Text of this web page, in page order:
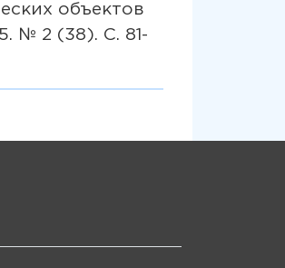
объектов
№ 2 (38). C. 81-